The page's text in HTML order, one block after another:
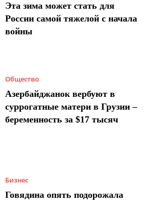
Эта зима может стать для
России самой тяжелой с начала
войны
Общество
Азербайджанок вербуют в
суррогатные матери в Грузии –
беременность за $17 тысяч
Бизнес
Говядина опять подорожала